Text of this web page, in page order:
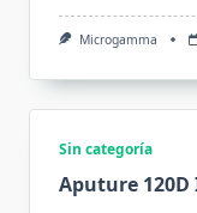
Microgamma
Sin categoría
Aputure 120D